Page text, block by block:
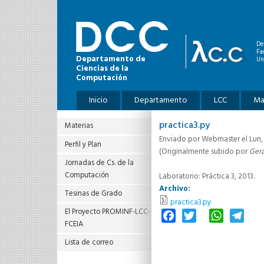
Pasar al contenido principal
Departamento de
Ciencias de la
Computación
Menú principal
Inicio Departamento LCC
Materias
Perfil y Plan
Jornadas de Cs. de la
Computación
Tesinas de Grado
El Proyecto PROMINF‐LCC‐
FCEIA
Lista de correo
practica3.py
Enviado porWebmasterel
(Originalmente subido por
Laboratorio: Práctica 3, 2013.
Archivo:
practica3.py
FacebookTwitter WhatsApp